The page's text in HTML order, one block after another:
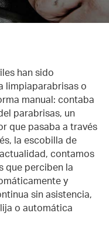
han sido
limpiaparabrisas o
manual: contaba
parabrisas, un
que pasaba a través
la escobilla de
contamos
que perciben la
y
sin asistencia,
o automática